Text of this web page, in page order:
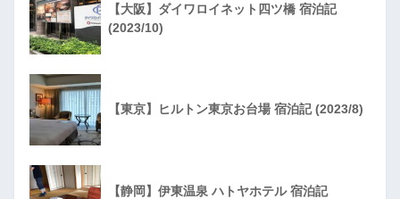
【大阪】ダイワロイネット四ツ橋 宿泊記
(2023/10)
【東京】ヒルトン東京お台場 宿泊記 (2023/8)
【静岡】伊東温泉 ハトヤホテル 宿泊記